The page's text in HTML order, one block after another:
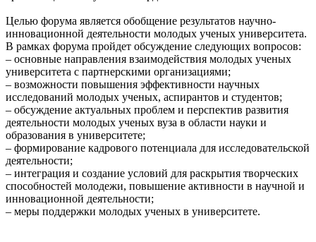
Целью форума является обобщение результатов научно-
инновационной деятельности молодых ученых университета.
В рамках форума пройдет обсуждение следующих вопросов:
– основные направления взаимодействия молодых ученых
университета с партнерскими организациями;
– возможности повышения эффективности научных
исследований молодых ученых, аспирантов и студентов;
– обсуждение актуальных проблем и перспектив развития
деятельности молодых ученых вуза в области науки и
образования в университете;
– формирование кадрового потенциала для исследовательской
деятельности;
– интеграция и создание условий для раскрытия творческих
способностей молодежи, повышение активности в научной и
инновационной деятельности;
– меры поддержки молодых ученых в университете.